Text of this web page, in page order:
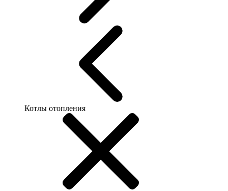
Котлы отопления